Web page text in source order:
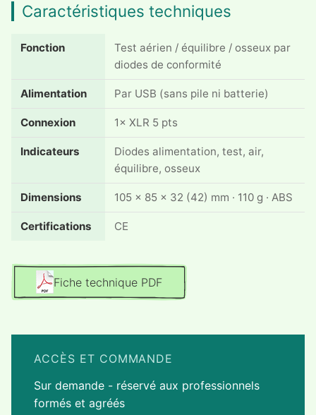
Caractéristiques techniques
Fonction
Test aérien / équilibre / osseux par
diodes de conformité
Alimentation Par USB (sans pile ni batterie)
Connexion 1× XLR 5 pts
Indicateurs
Diodes alimentation, test, air,
équilibre, osseux
Dimensions 105 × 85 × 32 (42) mm · 110 g · ABS
Certifications CE
Fiche technique PDF
ACCÈS ET COMMANDE
Sur demande - réservé aux professionnels
formés et agréés